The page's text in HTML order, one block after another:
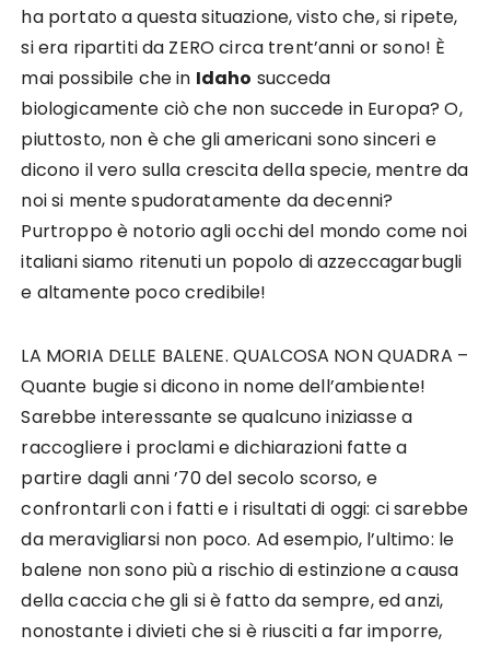
ha portato a questa situazione, visto che, si ripete,
si era ripartiti da ZERO circa trent’anni or sono! È
mai possibile che in Idaho succeda
biologicamente ciò che non succede in Europa? O,
piuttosto, non è che gli americani sono sinceri e
dicono il vero sulla crescita della specie, mentre da
noi si mente spudoratamente da decenni?
Purtroppo è notorio agli occhi del mondo come noi
italiani siamo ritenuti un popolo di azzeccagarbugli
e altamente poco credibile!
LA MORIA DELLE BALENE. QUALCOSA NON QUADRA –
Quante bugie si dicono in nome dell’ambiente!
Sarebbe interessante se qualcuno iniziasse a
raccogliere i proclami e dichiarazioni fatte a
partire dagli anni ’70 del secolo scorso, e
confrontarli con i fatti e i risultati di oggi: ci sarebbe
da meravigliarsi non poco. Ad esempio, l’ultimo: le
balene non sono più a rischio di estinzione a causa
della caccia che gli si è fatto da sempre, ed anzi,
nonostante i divieti che si è riusciti a far imporre,